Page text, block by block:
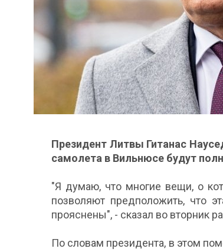
Президент Литвы Гитанас
самолета в Вильнюсе будут
"Я думаю, что многие вещи, о
позволяют предположить, что
прояснены", - сказал во вторник
По словам президента, в этом